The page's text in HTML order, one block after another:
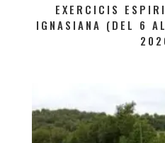
EXERCICIS
IGNASIANA (DEL 6